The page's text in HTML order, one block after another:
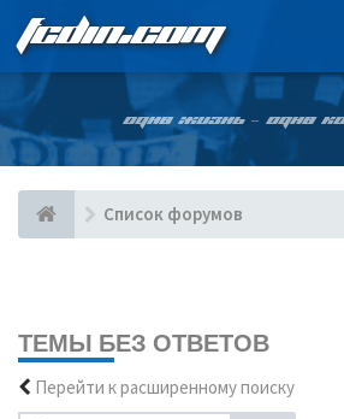
FCDIN.COM
ОДНА ЖИЗНЬ – ОДНА
Список форумов
ТЕМЫ БЕЗ ОТВЕТОВ
Перейти к расширенному поиску